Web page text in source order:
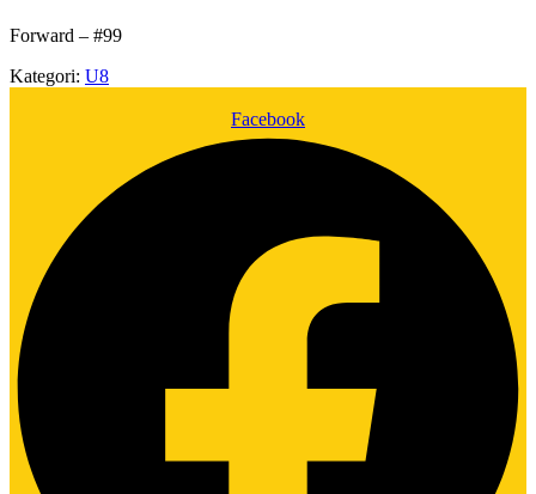
Forward – #99
Kategori: U8
Facebook